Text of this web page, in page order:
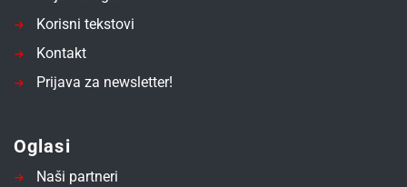
Korisni tekstovi
Kontakt
Prijava za newsletter!
Oglasi
Naši partneri